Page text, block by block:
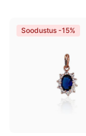
Soodustus -15%